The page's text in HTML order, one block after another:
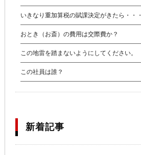
いきなり重加算税の賦課決定がきたら・・・
おとき（お斎）の費用は交際費か？
この地雷を踏まないようにしてください。
この社員は誰？
新着記事